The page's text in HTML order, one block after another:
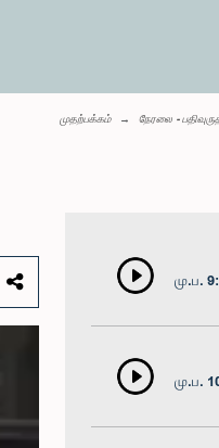
முதற்பக்கம் நேரலை -
மு.ப.
மு.ப.